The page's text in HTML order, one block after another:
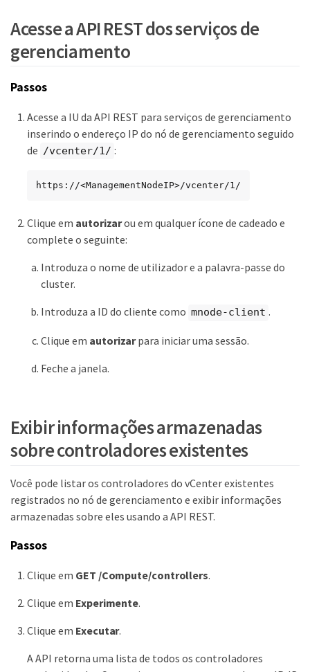
Acesse a API REST dos serviços de
gerenciamento
Passos
Acesse a IU da API REST para serviços de gerenciamento
inserindo o endereço IP do nó de gerenciamento seguido
de /vcenter/1/ :
https://<ManagementNodeIP>/vcenter/1/
Clique em autorizarou em qualquer ícone de cadeado e
complete o seguinte:
Introduza o nome de utilizador e a palavra-passe do
cluster.
Introduza a ID do cliente como mnode-client .
Clique em autorizarpara iniciar uma sessão.
Feche a janela.
Exibir informações armazenadas
sobre controladores existentes
Você pode listar os controladores do vCenter existentes
registrados no nó de gerenciamento e exibir informações
armazenadas sobre eles usando a API REST.
Passos
Clique em GET /Compute/controllers.
Clique em Experimente.
Clique em Executar.
A API retorna uma lista de todos os controladores